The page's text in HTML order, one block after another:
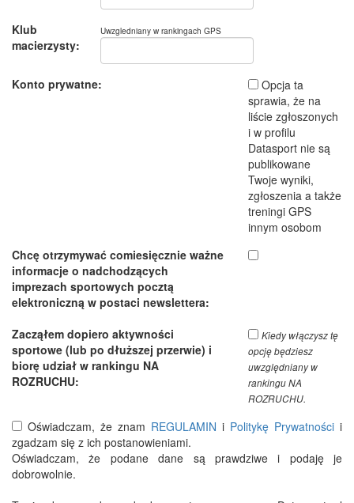
Klub
macierzysty:
Uwzgledniany w rankingach GPS
Konto prywatne:
Opcja ta
sprawia, że na
liście zgłoszonych
i w profilu
Datasport nie są
publikowane
Twoje wyniki,
zgłoszenia a także
treningi GPS
innym osobom
Chcę otrzymywać comiesięcznie ważne
informacje o nadchodzących
imprezach sportowych pocztą
elektroniczną w postaci newslettera:
Zacząłem dopiero aktywności
sportowe (lub po dłuższej przerwie) i
biorę udział w rankingu NA
ROZRUCHU:
Kiedy włączysz tę
opcję będziesz
uwzględniany w
rankingu NA
ROZRUCHU.
Oświadczam, że znam REGULAMIN i Politykę Prywatności i
zgadzam się z ich postanowieniami.
Oświadczam, że podane dane są prawdziwe i podaję je
dobrowolnie.